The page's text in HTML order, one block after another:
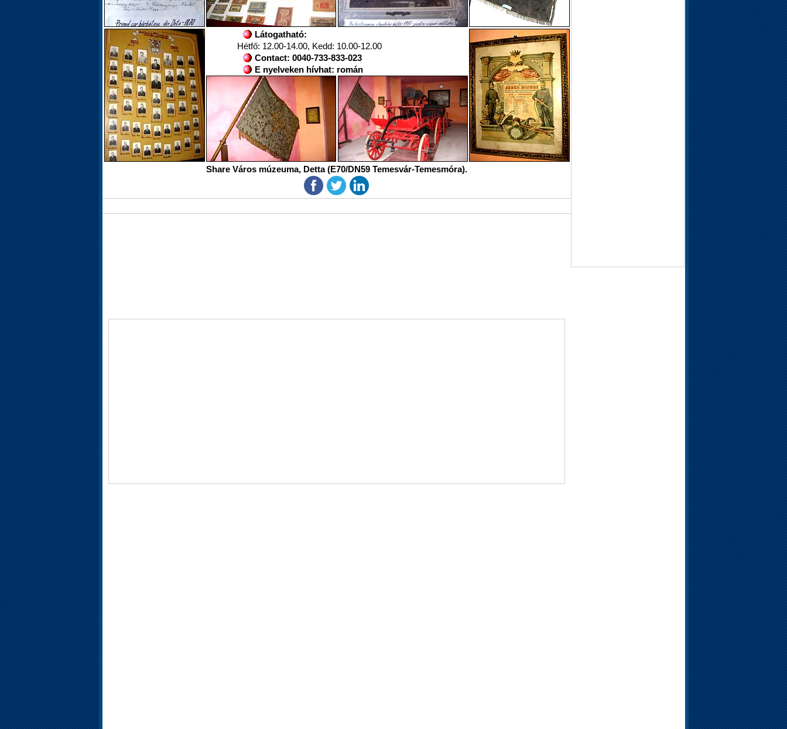
Látogatható:
Hétfő: 12.00-14.00, Kedd: 10.00-12.00
Contact: 0040-733-833-023
E nyelveken hívhat: román
Share Város múzeuma, Detta (E70/DN59 Temesvár-Temesmóra).